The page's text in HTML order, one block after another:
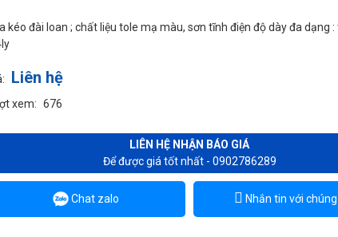
kéo đài loan ; chất liệu tole mạ màu, sơn tĩnh điện độ dày đa dạng
Liên hệ
xem: 676
LIÊN HỆ NHẬN BÁO GIÁ
Để được giá tốt nhất - 0902786289
Chat zalo Nhắn tin với